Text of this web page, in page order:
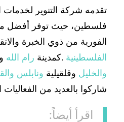
تقدمه شركة التنوير لخدمات
فلسطين، حيث توفر أفضل
الفورية من ذوي الخبرة
الفلسطينية .كمدينة رام الله
والخليل وقلقيلية ونابلس
شاركوا بالعديد من الفعاليات
اقرأ أيضاً: